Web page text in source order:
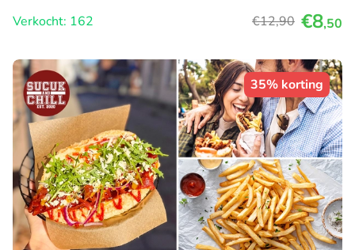
Verkocht: 162
€12,90 €8,50
35% korting